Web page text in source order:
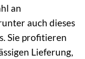
an
auch dieses
Sie profitieren
Lieferung,